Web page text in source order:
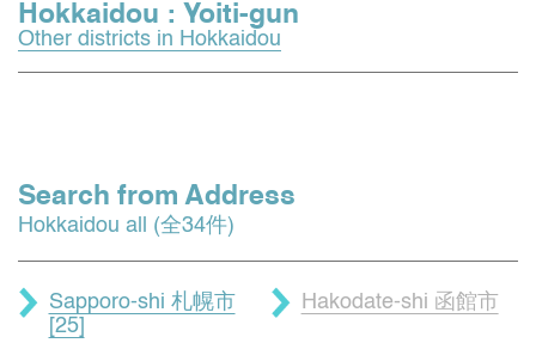
Hokkaidou : Yoiti-gun
Other districts in Hokkaidou
Search from Address
Hokkaidou all (全34件)
Sapporo-shi 札幌市
[25]
Hakodate-shi 函館市